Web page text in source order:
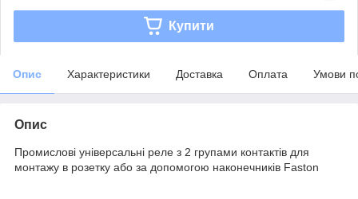
Купити
Опис Характеристики Доставка Оплата Умови
Опис
Промислові універсальні реле з 2 групами контактів для
монтажу в розетку або за допомогою наконечників Faston